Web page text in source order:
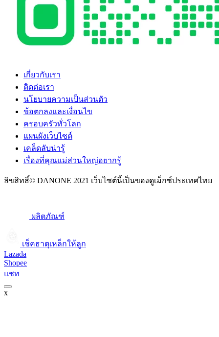
เกี่ยวกับเรา
ติดต่อเรา
นโยบายความเป็นส่วนตัว
ข้อตกลงและเงื่อนไข
ครอบครัวทั่วโลก
แผนผังเว็บไซต์
เคล็ดลับน่ารู้
เรื่องที่คุณแม่ส่วนใหญ่อยากรู้
ลิขสิทธิ์© DANONE 2021 เว็บไซต์นี้เป็นของดูเม็กซ์ประเทศไทย
ผลิตภัณฑ์
เช็คธาตุเหล็กให้ลูก​
Lazada
Shopee
แชท
x